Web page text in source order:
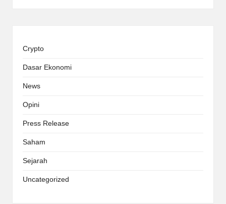
Crypto
Dasar Ekonomi
News
Opini
Press Release
Saham
Sejarah
Uncategorized